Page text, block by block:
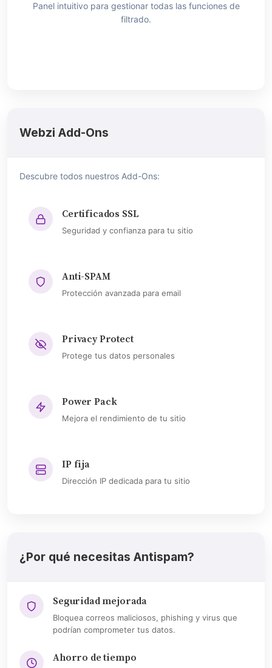
Panel intuitivo para gestionar todas las funciones de
filtrado.
Webzi Add-Ons
Descubre todos nuestros Add-Ons:
Certificados SSL
Seguridad y confianza para tu sitio
Anti-SPAM
Protección avanzada para email
Privacy Protect
Protege tus datos personales
Power Pack
Mejora el rendimiento de tu sitio
IP fija
Dirección IP dedicada para tu sitio
¿Por qué necesitas Antispam?
Seguridad mejorada
Bloquea correos maliciosos, phishing y virus que
podrían comprometer tus datos.
Ahorro de tiempo